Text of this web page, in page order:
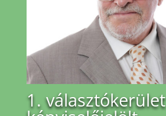
1. választókerület